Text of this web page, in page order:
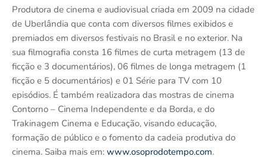
Produtora de cinema e audiovisual criada em 2009 na cidade
de Uberlândia que conta com diversos filmes exibidos e
premiados em diversos festivais no Brasil e no exterior. Na
sua filmografia consta 16 filmes de curta metragem (13 de
ficção e 3 documentários), 06 filmes de longa metragem (1
ficção e 5 documentários) e 01 Série para TV com 10
episódios. É também realizadora das mostras de cinema
Contorno – Cinema Independente e da Borda, e do
Trakinagem Cinema e Educação, visando educação,
formação de público e o fomento da cadeia produtiva do
cinema. Saiba mais em: www.osoprodotempo.com.